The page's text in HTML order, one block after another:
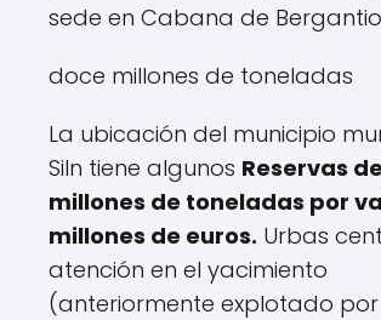
sede en Cabana de
doce millones de toneladas
La ubicación del municipio
Siln tiene algunos Reservas
millones de toneladas por
millones de euros. Urbas
atención en el yacimiento
(anteriormente explotado por